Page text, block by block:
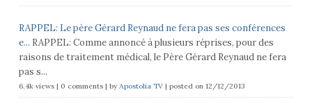
RAPPEL: Le père Gérard Reynaud ne fera pas ses conférences
e... RAPPEL: Comme annoncé à plusieurs réprises, pour des
raisons de traitement médical, le Père Gérard Reynaud ne fera
pas s...
6.4k views| 0 comments| byApostolia TV| posted on 12/12/2013